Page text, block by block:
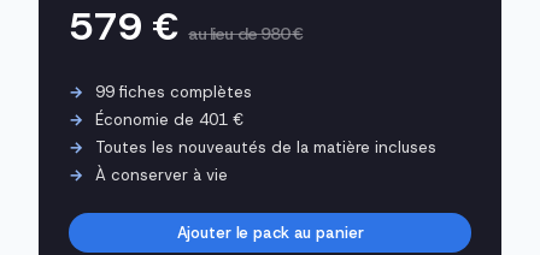
579 €au lieu de 980 €
99 fiches complètes
Économie de 401 €
Toutes les nouveautés de la matière incluses
À conserver à vie
Ajouter le pack au panier